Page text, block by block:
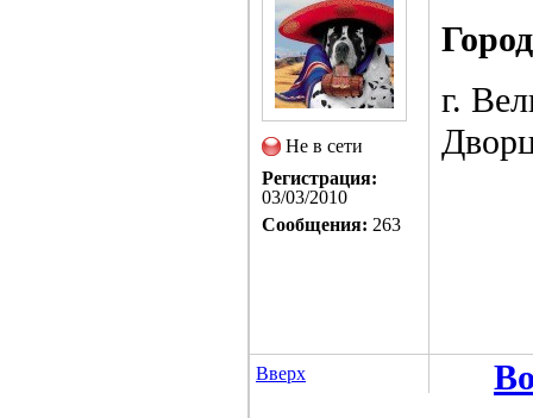
Не в сети
Регистрация:
03/03/2010
Сообщения: 263
г.
Вверх